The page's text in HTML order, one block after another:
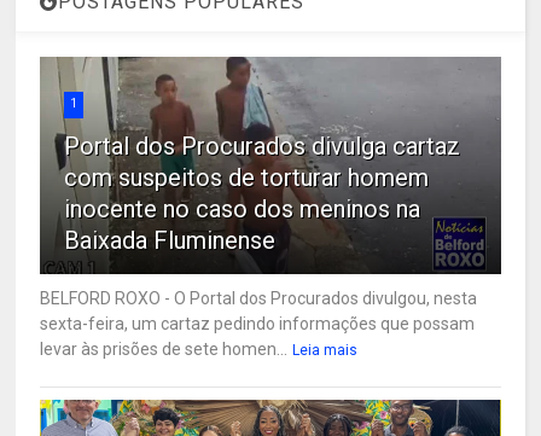
1
Portal dos Procurados divulga cartaz
com suspeitos de torturar homem
inocente no caso dos meninos na
Baixada Fluminense
BELFORD ROXO - O Portal dos Procurados divulgou, nesta
sexta-feira, um cartaz pedindo informações que possam
levar às prisões de sete homen... Leia mais